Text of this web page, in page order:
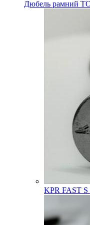
Дюбель рамний
KPR FAST S